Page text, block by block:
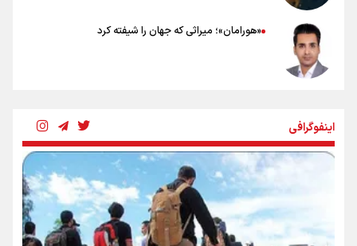
«هورامان»؛ میراثی که جهان را شیفته کرد
رسانه ملی و حق مردم برای شنیدن صدای رئیس‌جمهوری
روایت ایران از کنار مردم
اینفوگرافی